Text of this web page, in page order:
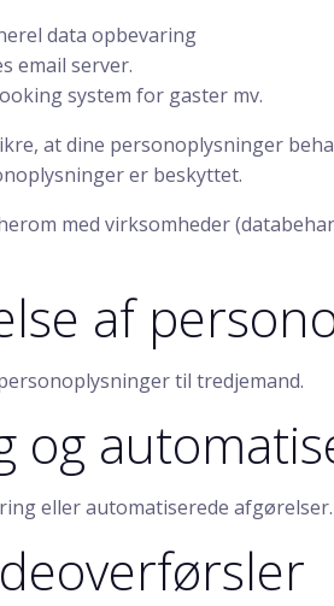
data opbevaring
email server.
system for gaster mv.
at dine personoplysninger
er beskyttet.
med virksomheder
af
til tredjemand.
og
eller automatiserede afgørelser.